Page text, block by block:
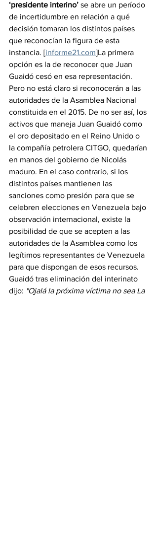
‘presidente interino’ se abre un período
de incertidumbre en relación a qué
decisión tomaran los distintos países
que reconocían la figura de esta
instancia. [informe21.com]La primera
opción es la de reconocer que Juan
Guaidó cesó en esa representación.
Pero no está claro si reconocerán a las
autoridades de la Asamblea Nacional
constituida en el 2015. De no ser así, los
activos que maneja Juan Guaidó como
el oro depositado en el Reino Unido o
la compañía petrolera CITGO, quedarían
en manos del gobierno de Nicolás
maduro. En el caso contrario, si los
distintos países mantienen las
sanciones como presión para que se
celebren elecciones en Venezuela bajo
observación internacional, existe la
posibilidad de que se acepten a las
autoridades de la Asamblea como los
legítimos representantes de Venezuela
para que dispongan de esos recursos.
Guaidó tras eliminación del interinato
dijo: "Ojalá la próxima víctima no sea La